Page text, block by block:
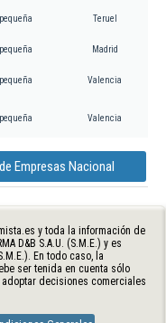
pequeña Teruel
pequeña Madrid
pequeña Valencia
pequeña Valencia
Empresas Nacional
y toda la información de
D&B S.A.U. (S.M.E.) y es
En todo caso, la
ser tenida en cuenta sólo
decisiones comerciales